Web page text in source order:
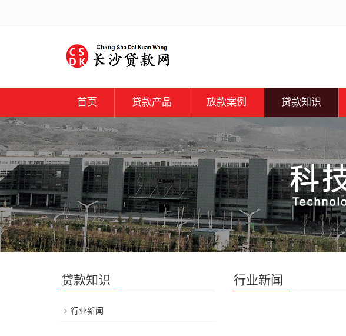
首页 贷款产品 放款案例 贷款知识
行业新闻
贷款知识
行业新闻